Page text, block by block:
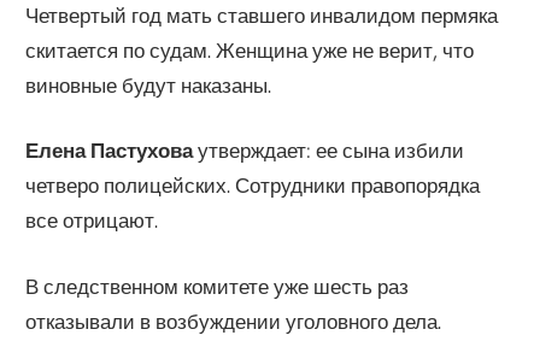
Четвертый год мать ставшего инвалидом пермяка
скитается по судам. Женщина уже не верит, что
виновные будут наказаны.
Елена Пастуховаутверждает: ее сына избили
четверо полицейских. Сотрудники правопорядка
все отрицают.
В следственном комитете уже шесть раз
отказывали в возбуждении уголовного дела.